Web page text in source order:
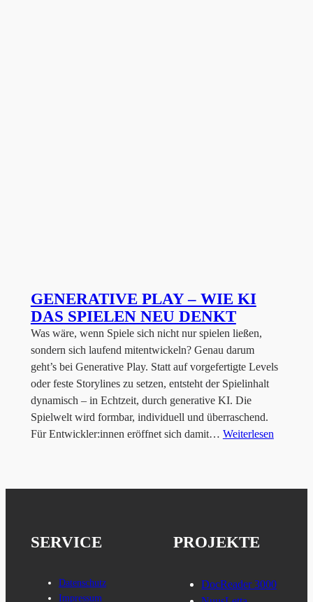
GENERATIVE PLAY – WIE KI
DAS SPIELEN NEU DENKT
Was wäre, wenn Spiele sich nicht nur spielen ließen,
sondern sich laufend mitentwickeln? Genau darum
geht’s bei Generative Play. Statt auf vorgefertigte Levels
oder feste Storylines zu setzen, entsteht der Spielinhalt
dynamisch – in Echtzeit, durch generative KI. Die
Spielwelt wird formbar, individuell und überraschend.
Für Entwickler:innen eröffnet sich damit… Weiterlesen
SERVICE
Datenschutz
Impressum
PROJEKTE
DocReader 3000